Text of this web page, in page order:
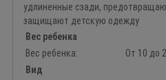
удлиненные сзади,
защищают детскую одежду
Вес ребенка
Вес ребенка:
От 10 до
Вид